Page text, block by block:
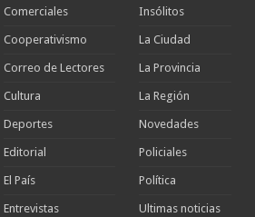
Comerciales
Cooperativismo
Correo de Lectores
Cultura
Deportes
Editorial
El País
Entrevistas
Insólitos
La Ciudad
La Provincia
La Región
Novedades
Policiales
Política
Ultimas noticias